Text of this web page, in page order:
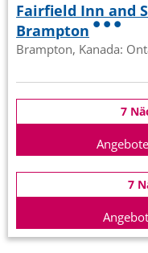
Fairfield Inn and
Brampton
Brampton, Kanada:
7
7